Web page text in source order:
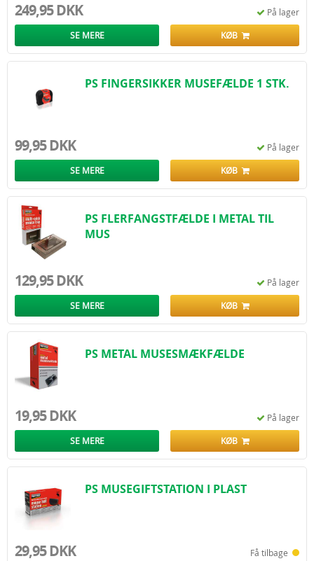
249,95 DKK På lager
SE MERE KØB
PS FINGERSIKKER MUSEFÆLDE 1 STK.
99,95 DKK På lager
SE MERE KØB
PS FLERFANGSTFÆLDE I METAL TIL
MUS
129,95 DKK På lager
SE MERE KØB
PS METAL MUSESMÆKFÆLDE
19,95 DKK På lager
SE MERE KØB
PS MUSEGIFTSTATION I PLAST
29,95 DKK Få tilbage